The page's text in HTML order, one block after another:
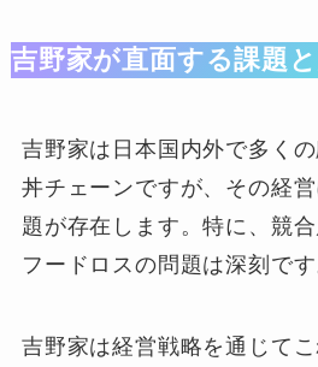
吉野家が直面する課題
吉野家は日本国内外で多く
丼チェーンですが、その経
題が存在します。特に、競
フードロスの問題は深刻です
吉野家は経営戦略を通じて